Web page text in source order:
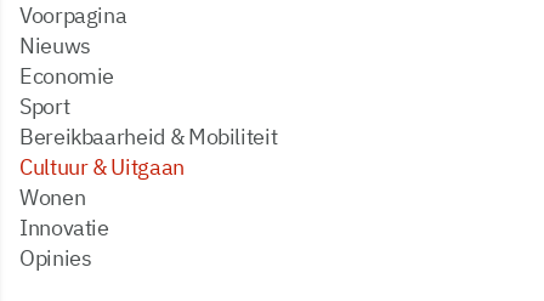
Voorpagina
Nieuws
Economie
Sport
Bereikbaarheid & Mobiliteit
Cultuur & Uitgaan
Wonen
Innovatie
Opinies